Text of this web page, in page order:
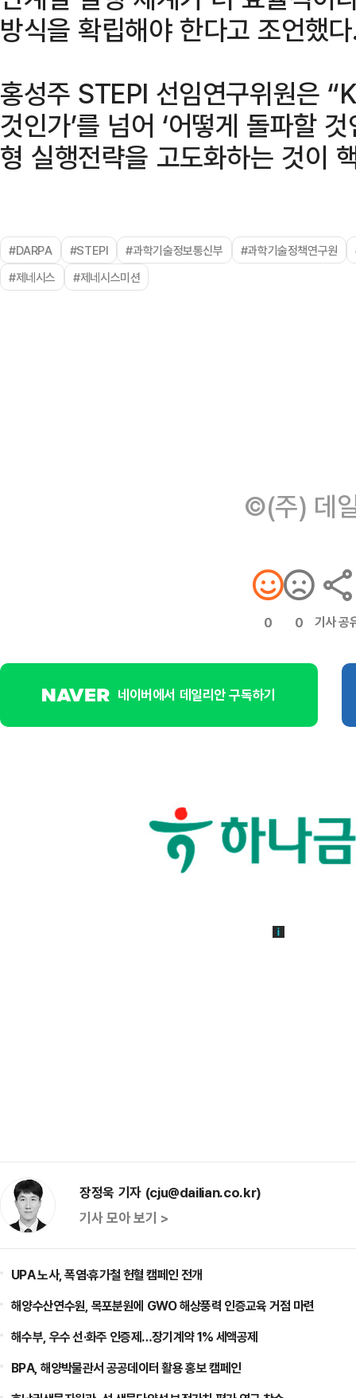
방식을 확립해야 한다고 조언했
홍성주 STEPI 선임연구위원은
것인가’를 넘어 ‘어떻게 돌파할
형 실행전략을 고도화하는 것이
#DARPA #STEPI #과학기술정보통신부 #과학기술정책연구원
#제네시스
#제네시스미션
©(주) 데
0 0 기사 공
네이버에서 데일리안 구독하기
장정욱 기자 (cju@dailian.co.kr)
기사 모아 보기 >
UPA 노사, 폭염·휴가철 헌혈 캠페인 전개
해양수산연수원, 목포분원에 GWO 해상풍력 인증교육 거점 마련
해수부, 우수 선·화주 인증제…장기계약 1% 세액공제
BPA, 해양박물관서 공공데이터 활용 홍보 캠페인